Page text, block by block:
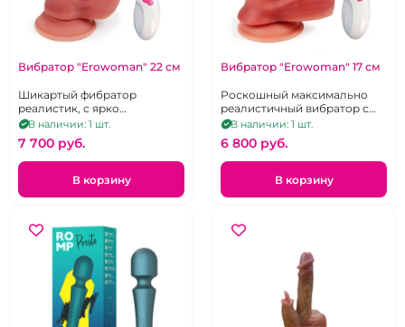
Вибратор "Erowoman" 22 см
Шикартый фибратор
реалистик, с ярко
выраженной головкой,
венами. 10 режимов
вибраций.
В наличии: 1 шт.
7 700 pуб.
В корзину
Вибратор "Erowoman" 17 см
Роскошный максимально
реалистичный вибратор с
ярко выраженной головкой,
10 режимов вибраций.
В наличии: 1 шт.
6 800 pуб.
В корзину